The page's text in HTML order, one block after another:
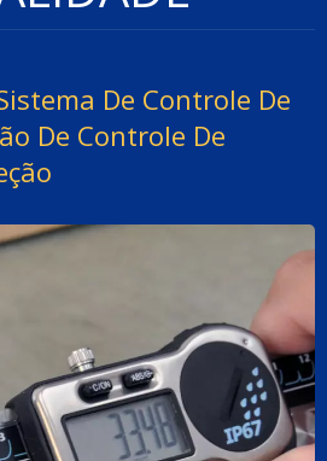
De Controle De
De Controle De